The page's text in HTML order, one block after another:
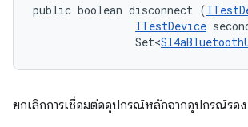
public boolean disconnect (
ITestDevice
                Set<
ยกเลิกการเชื่อมต่ออุปกรณ์หลักจากอุปกรณ์รอง